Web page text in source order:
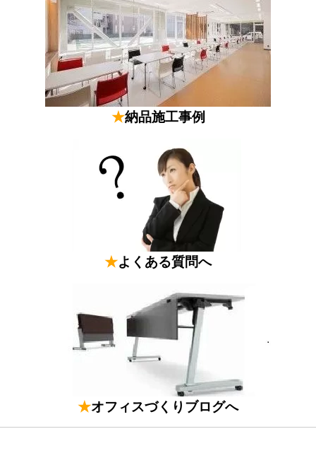
★納品施工事例
★よくある質問へ
★オフィスづくりブログへ